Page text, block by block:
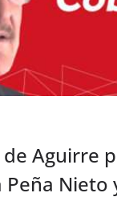
Aguirre
Peña Nieto